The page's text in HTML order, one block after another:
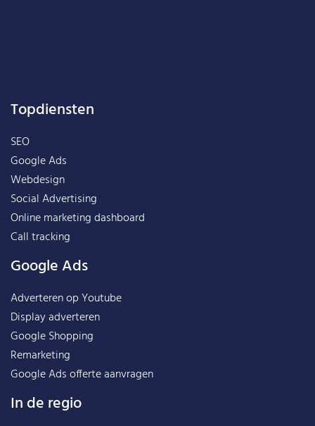
Topdiensten
SEO
Google Ads
Webdesign
Social Advertising
Online marketing dashboard
Call tracking
Google Ads
Adverteren op Youtube
Display adverteren
Google Shopping
Remarketing
Google Ads offerte aanvragen
In de regio